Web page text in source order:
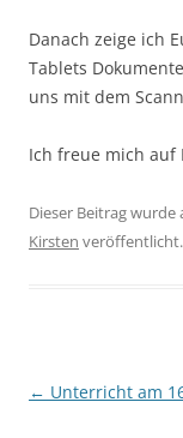
Danach zeige ich
Tablets
uns mit dem
Ich freue mich auf
Dieser Beitrag wurde
Kirsten veröffentlicht.
Beitragsnavigation
← Unterricht am